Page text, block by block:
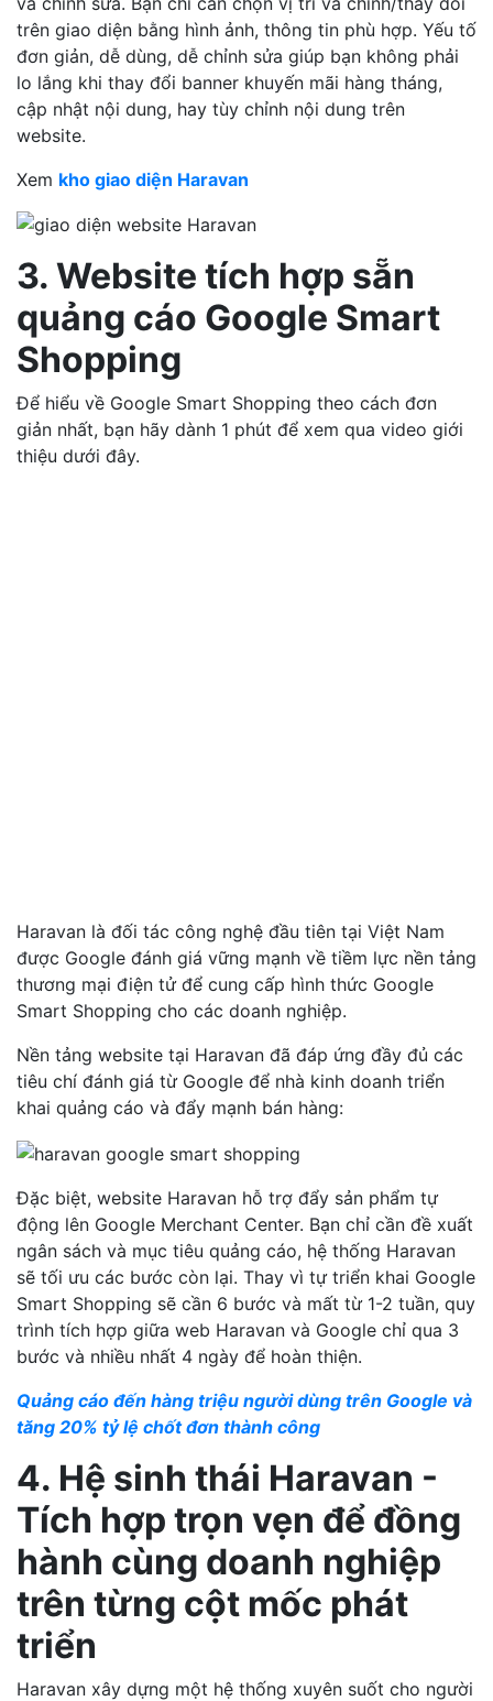
trên giao diện bằng hình ảnh, thông tin phù hợp. Yếu tố
đơn giản, dễ dùng, dễ chỉnh sửa giúp bạn không phải
lo lắng khi thay đổi banner khuyến mãi hàng tháng,
cập nhật nội dung, hay tùy chỉnh nội dung trên
website.
Xem kho giao diện Haravan
3. Website tích hợp sẵn
quảng cáo Google Smart
Shopping
Để hiểu về Google Smart Shopping theo cách đơn
giản nhất, bạn hãy dành 1 phút để xem qua video giới
thiệu dưới đây.
Haravan là đối tác công nghệ đầu tiên tại Việt Nam
được Google đánh giá vững mạnh về tiềm lực nền tảng
thương mại điện tử để cung cấp hình thức Google
Smart Shopping cho các doanh nghiệp.
Nền tảng website tại Haravan đã đáp ứng đầy đủ các
tiêu chí đánh giá từ Google để nhà kinh doanh triển
khai quảng cáo và đẩy mạnh bán hàng:
Đặc biệt, website Haravan hỗ trợ đẩy sản phẩm tự
động lên Google Merchant Center. Bạn chỉ cần đề xuất
ngân sách và mục tiêu quảng cáo, hệ thống Haravan
sẽ tối ưu các bước còn lại. Thay vì tự triển khai Google
Smart Shopping sẽ cần 6 bước và mất từ 1-2 tuần, quy
trình tích hợp giữa web Haravan và Google chỉ qua 3
bước và nhiều nhất 4 ngày để hoàn thiện.
Quảng cáo đến hàng triệu người dùng trên Google và
tăng 20% tỷ lệ chốt đơn thành công
4. Hệ sinh thái Haravan -
Tích hợp trọn vẹn để đồng
hành cùng doanh nghiệp
trên từng cột mốc phát
triển
Haravan xây dựng một hệ thống xuyên suốt cho người